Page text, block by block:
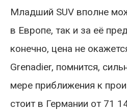
Младший SUV вполне
в Европе, так и за её
конечно, цена не
Grenadier, помнится,
мере приближения к
стоит в Германии от 71